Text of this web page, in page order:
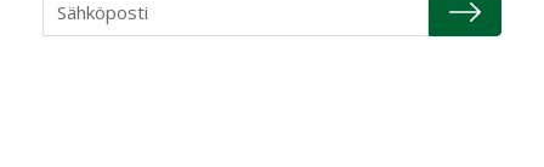
Miten varmistetaan EPD-dokumenteista